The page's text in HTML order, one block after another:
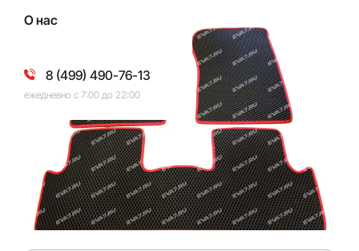
О нас
8 (499) 490-76-13
ежедневно с 7:00 до 22:00